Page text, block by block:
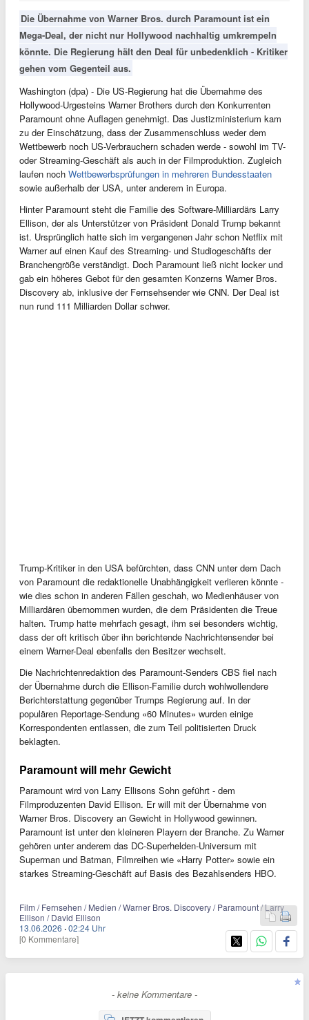
Die Übernahme von Warner Bros. durch Paramount ist ein
Mega-Deal, der nicht nur Hollywood nachhaltig umkrempeln
könnte. Die Regierung hält den Deal für unbedenklich - Kritiker
gehen vom Gegenteil aus.
Washington (dpa) - Die US-Regierung hat die Übernahme des
Hollywood-Urgesteins Warner Brothers durch den Konkurrenten
Paramount ohne Auflagen genehmigt. Das Justizministerium kam
zu der Einschätzung, dass der Zusammenschluss weder dem
Wettbewerb noch US-Verbrauchern schaden werde - sowohl im TV-
oder Streaming-Geschäft als auch in der Filmproduktion. Zugleich
laufen noch Wettbewerbsprüfungen in mehreren Bundesstaaten
sowie außerhalb der USA, unter anderem in Europa.
Hinter Paramount steht die Familie des Software-Milliardärs Larry
Ellison, der als Unterstützer von Präsident Donald Trump bekannt
ist. Ursprünglich hatte sich im vergangenen Jahr schon Netflix mit
Warner auf einen Kauf des Streaming- und Studiogeschäfts der
Branchengröße verständigt. Doch Paramount ließ nicht locker und
gab ein höheres Gebot für den gesamten Konzerns Warner Bros.
Discovery ab, inklusive der Fernsehsender wie CNN. Der Deal ist
nun rund 111 Milliarden Dollar schwer.
Trump-Kritiker in den USA befürchten, dass CNN unter dem Dach
von Paramount die redaktionelle Unabhängigkeit verlieren könnte -
wie dies schon in anderen Fällen geschah, wo Medienhäuser von
Milliardären übernommen wurden, die dem Präsidenten die Treue
halten. Trump hatte mehrfach gesagt, ihm sei besonders wichtig,
dass der oft kritisch über ihn berichtende Nachrichtensender bei
einem Warner-Deal ebenfalls den Besitzer wechselt.
Die Nachrichtenredaktion des Paramount-Senders CBS fiel nach
der Übernahme durch die Ellison-Familie durch wohlwollendere
Berichterstattung gegenüber Trumps Regierung auf. In der
populären Reportage-Sendung «60 Minutes» wurden einige
Korrespondenten entlassen, die zum Teil politisierten Druck
beklagten.
Paramount will mehr Gewicht
Paramount wird von Larry Ellisons Sohn geführt - dem
Filmproduzenten David Ellison. Er will mit der Übernahme von
Warner Bros. Discovery an Gewicht in Hollywood gewinnen.
Paramount ist unter den kleineren Playern der Branche. Zu Warner
gehören unter anderem das DC-Superhelden-Universum mit
Superman und Batman, Filmreihen wie «Harry Potter» sowie ein
starkes Streaming-Geschäft auf Basis des Bezahlsenders HBO.
Film / Fernsehen / Medien / Warner Bros. Discovery / Paramount / Larry
Ellison / David Ellison
13.06.2026 ·02:24 Uhr
[0 Kommentare]
- keine Kommentare -